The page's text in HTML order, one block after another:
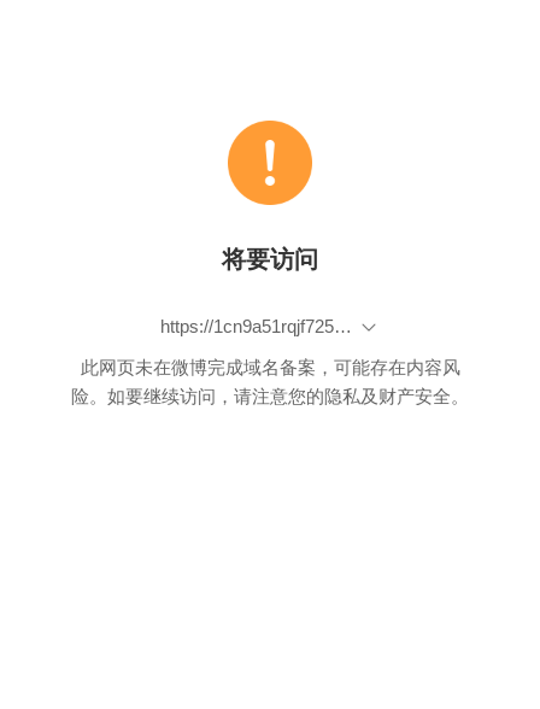
将要访问
https://1cn9a51rqjf725dws347pvfp-wpengine.netdna-ssl.com/wp-content/uploads/2020/02/short-video-of-the-first-delivery-by-JD-autonumous-delivery-robot-in-Wuhan.mp4
此网页未在微博完成域名备案，可能存在内容风
险。如要继续访问，请注意您的隐私及财产安全。